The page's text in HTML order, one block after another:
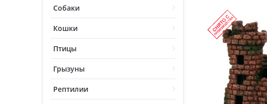
Собаки
Кошки
Птицы
Грызуны
Рептилии